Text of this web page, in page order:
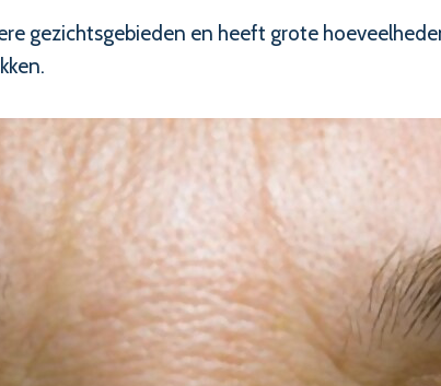
gezichtsgebieden en heeft grote